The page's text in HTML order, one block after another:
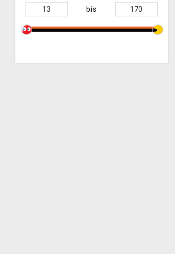
bis